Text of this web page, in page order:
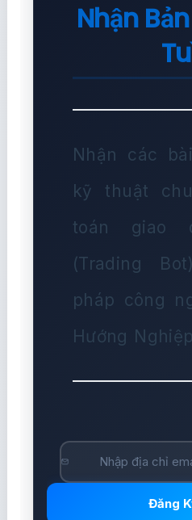
Nhận
Nhận các
kỹ thuật
toán giao
(Trading
pháp công
Hướng
Đăng